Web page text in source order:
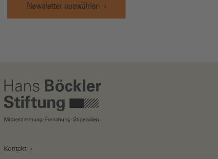
Newsletter auswählen
Kontakt